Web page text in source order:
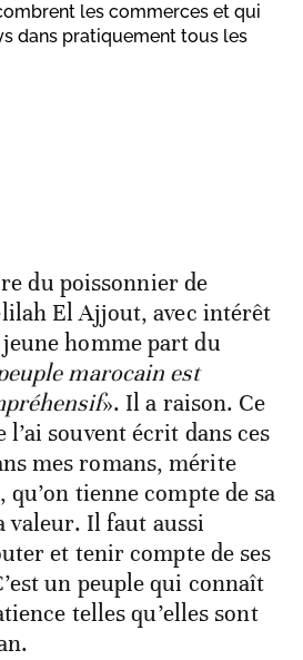
les commerces et qui
dans pratiquement tous les
du poissonnier de
El Ajjout, avec intérêt
homme part du
marocain est
». Il a raison. Ce
souvent écrit dans ces
mes romans, mérite
qu’on tienne compte de sa
valeur. Il faut aussi
et tenir compte de ses
un peuple qui connaît
telles qu’elles sont